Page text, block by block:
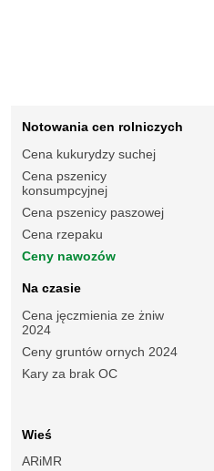
Notowania cen rolniczych
Cena kukurydzy suchej
Cena pszenicy
konsumpcyjnej
Cena pszenicy paszowej
Cena rzepaku
Ceny nawozów
Na czasie
Cena jęczmienia ze żniw
2024
Ceny gruntów ornych 2024
Kary za brak OC
Wieś
ARiMR